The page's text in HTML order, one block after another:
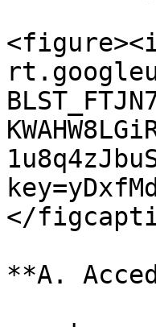
</
**A.